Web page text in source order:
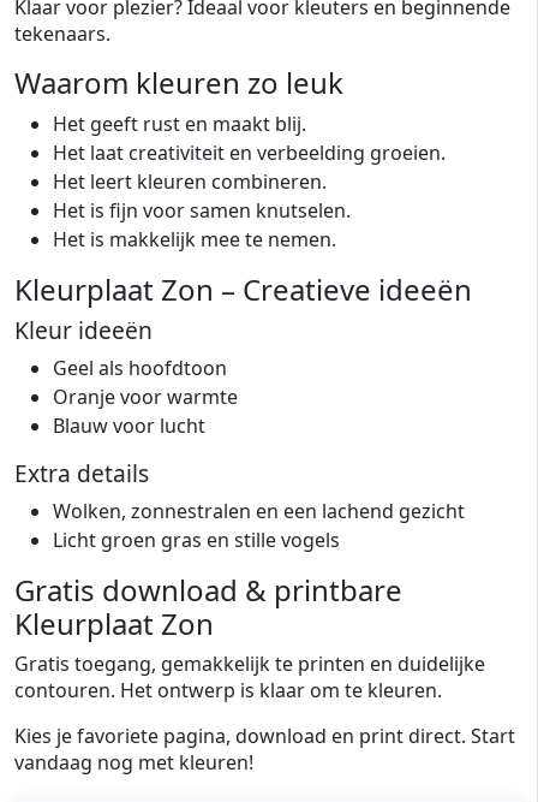
Klaar voor plezier? Ideaal voor kleuters en beginnende
tekenaars.
Waarom kleuren zo leuk
Het geeft rust en maakt blij.
Het laat creativiteit en verbeelding groeien.
Het leert kleuren combineren.
Het is fijn voor samen knutselen.
Het is makkelijk mee te nemen.
Kleurplaat Zon – Creatieve ideeën
Kleur ideeën
Geel als hoofdtoon
Oranje voor warmte
Blauw voor lucht
Extra details
Wolken, zonnestralen en een lachend gezicht
Licht groen gras en stille vogels
Gratis download & printbare
Kleurplaat Zon
Gratis toegang, gemakkelijk te printen en duidelijke
contouren. Het ontwerp is klaar om te kleuren.
Kies je favoriete pagina, download en print direct. Start
vandaag nog met kleuren!